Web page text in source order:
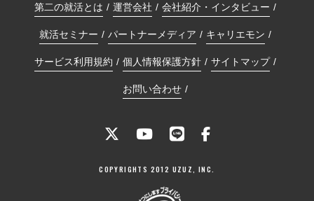
第二の就活とは 運営会社 会社紹介・インタビュー
就活セミナー パートナーメディア キャリエモン
サービス利用規約 個人情報保護方針 サイトマップ
お問い合わせ
COPYRIGHTS 2012 UZUZ, INC.